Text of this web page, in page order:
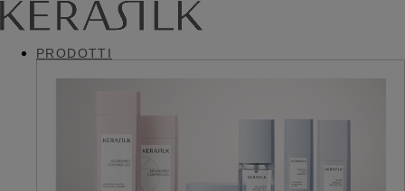
PRODOTTI